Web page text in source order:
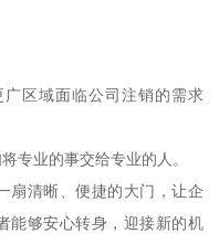
区域面临公司注销的需求
专业的事交给专业的人。
扇清晰、便捷的大门，让企
能够安心转身，迎接新的机